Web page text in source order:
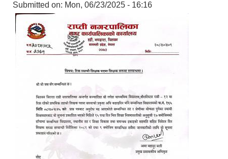
Submitted on: Mon, 06/23/2025 - 16:16